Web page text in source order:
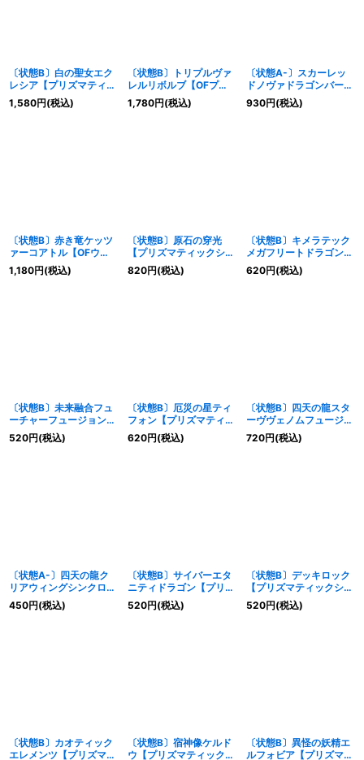
〔状態B〕白の聖女エク
レシア【プリズマティッ
クシークレット】
{LOCR-JP034}《モン
1,580円(税込)
〔状態B〕トリプルヴァ
レルリボルブ【OFプリ
ズマティックシークレッ
ト】{LOCR-JP018}《魔
1,780円(税込)
〔状態A-〕スカーレッ
ドノヴァドラゴンバーニ
ングソウル【OFウルト
ラ】{LOCR-JP008}
930円(税込)
〔状態B〕赤き竜ケッツ
ァーコアトル【OFウル
トラ】{LOCR-JP007}
《シンクロ》
1,180円(税込)
〔状態B〕原石の穿光
【プリズマティックシー
クレット】{LOCR-
JP074}《魔法》
820円(税込)
〔状態B〕キメラテック
メガフリートドラゴン
【OFプリズマティック
シークレット】{LOSP-
620円(税込)
〔状態B〕未来融合フュ
ーチャーフュージョンノ
ヴァ【OFウルトラ】
{LOCR-JP006}《魔
520円(税込)
〔状態B〕厄災の星ティ
フォン【プリズマティッ
クシークレット】
{LOCR-JP035}《エク
620円(税込)
〔状態B〕四天の龍スタ
ーヴヴェノムフュージョ
ンドラゴン【OFウルト
ラ】{LOCR-JP013}《融
720円(税込)
〔状態A-〕四天の龍ク
リアウィングシンクロド
ラゴン【OFウルトラ】
{LOCR-JP014}《シンク
450円(税込)
〔状態B〕サイバーエタ
ニティドラゴン【プリズ
マティックシークレッ
ト】{LOCR-JP058}
520円(税込)
〔状態B〕デッキロック
【プリズマティックシー
クレット】{LOCR-
JP075}《魔法》
520円(税込)
〔状態B〕カオティック
エレメンツ【プリズマテ
〔状態B〕宿神像ケルド
ウ【プリズマティックシ
〔状態B〕異怪の妖精エ
ルフォビア【プリズマテ